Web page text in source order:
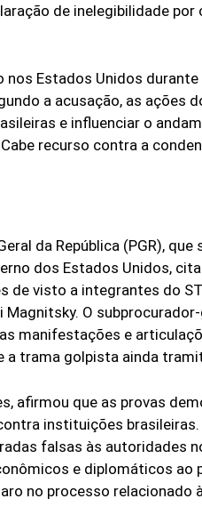
de inelegibilidade por
nos Estados Unidos
a acusação, as ações
e influenciar o
recurso contra a
da República (PGR),
dos Estados Unidos,
visto a integrantes do
O
manifestações e
a trama golpista ainda
afirmou que as provas
instituições
falsas às autoridades
e diplomáticos ao
no processo relacionado